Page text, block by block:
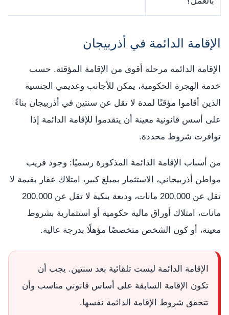
الإقامة الدائمة في أذربيجان
الإقامة الدائمة مرحلة أقوى من الإقامة المؤقتة. حسب
خدمة الهجرة الحكومية، يمكن للأجانب وعديمي الجنسية
الذين أقاموا مؤقتًا لمدة لا تقل عن سنتين في أذربيجان بناءً
على أسس قانونية معينة أن يتقدموا للإقامة الدائمة إذا
توافرت شروط محددة.
من أسباب الإقامة الدائمة المذكورة رسميًا: وجود قريب
مواطن أذربيجاني، الاستثمار بمبلغ كبير، امتلاك عقار بقيمة لا
تقل عن 200,000 مانات، وديعة بنكية لا تقل عن 200,000
مانات، امتلاك أوراق مالية حكومية أو استثمارية بشروط
معينة، أو كون الشخص متخصصًا مؤهلًا بدرجة عالية.
الإقامة الدائمة ليست تلقائية بعد سنتين. يجب أن
تكون الإقامة السابقة على أساس قانوني مناسب وأن
تتحقق شروط الإقامة الدائمة نفسها.